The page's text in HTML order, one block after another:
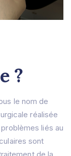
?
le nom de
réalisée
liés au
sont